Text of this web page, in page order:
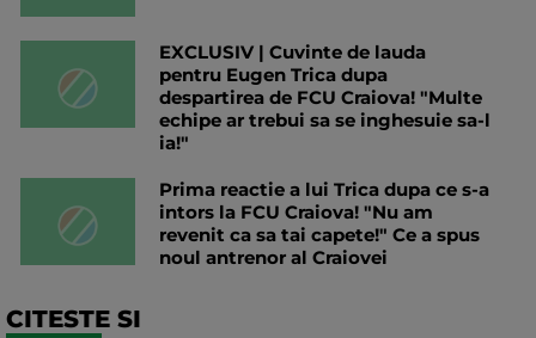
EXCLUSIV | Cuvinte de lauda
pentru Eugen Trica dupa
despartirea de FCU Craiova! "Multe
echipe ar trebui sa se inghesuie sa-l
ia!"
Prima reactie a lui Trica dupa ce s-a
intors la FCU Craiova! "Nu am
revenit ca sa tai capete!" Ce a spus
noul antrenor al Craiovei
CITESTE SI